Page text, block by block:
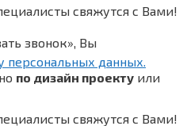
свяжутся с Вами!
звонок», Вы
персональных данных.
по дизайн проекту или
свяжутся с Вами!